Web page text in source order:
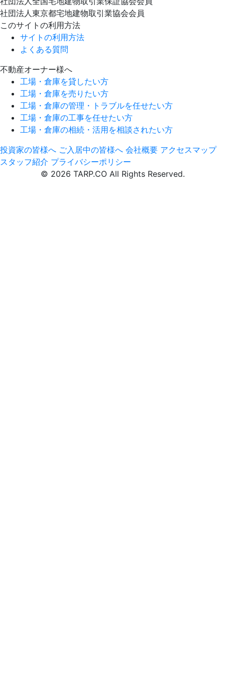
社団法人東京都宅地建物取引業協会会員
このサイトの利用方法
サイトの利用方法
よくある質問
不動産オーナー様へ
工場・倉庫を貸したい方
工場・倉庫を売りたい方
工場・倉庫の管理・トラブルを任せたい方
工場・倉庫の工事を任せたい方
工場・倉庫の相続・活用を相談されたい方
投資家の皆様へ ご入居中の皆様へ 会社概要 アクセスマップ
スタッフ紹介 プライバシーポリシー
© 2026 TARP.CO All Rights Reserved.